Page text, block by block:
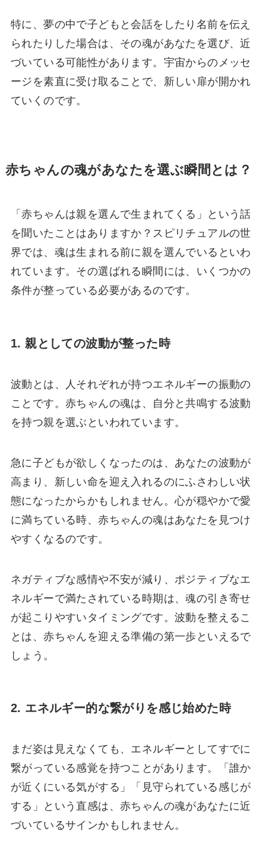
特に、夢の中で子どもと会話をしたり名前を伝え
られたりした場合は、その魂があなたを選び、近
づいている可能性があります。宇宙からのメッセ
ージを素直に受け取ることで、新しい扉が開かれ
ていくのです。
赤ちゃんの魂があなたを選ぶ瞬間とは？
「赤ちゃんは親を選んで生まれてくる」という話
を聞いたことはありますか？スピリチュアルの世
界では、魂は生まれる前に親を選んでいるといわ
れています。その選ばれる瞬間には、いくつかの
条件が整っている必要があるのです。
1. 親としての波動が整った時
波動とは、人それぞれが持つエネルギーの振動の
ことです。赤ちゃんの魂は、自分と共鳴する波動
を持つ親を選ぶといわれています。
急に子どもが欲しくなったのは、あなたの波動が
高まり、新しい命を迎え入れるのにふさわしい状
態になったからかもしれません。心が穏やかで愛
に満ちている時、赤ちゃんの魂はあなたを見つけ
やすくなるのです。
ネガティブな感情や不安が減り、ポジティブなエ
ネルギーで満たされている時期は、魂の引き寄せ
が起こりやすいタイミングです。波動を整えるこ
とは、赤ちゃんを迎える準備の第一歩といえるで
しょう。
2. エネルギー的な繋がりを感じ始めた時
まだ姿は見えなくても、エネルギーとしてすでに
繋がっている感覚を持つことがあります。「誰か
が近くにいる気がする」「見守られている感じが
する」という直感は、赤ちゃんの魂があなたに近
づいているサインかもしれません。